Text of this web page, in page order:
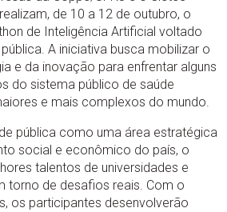
de 10 a 12 de outubro, o
de Inteligência Artificial voltado
A iniciativa busca mobilizar o
e da inovação para enfrentar alguns
do sistema público de saúde
e mais complexos do mundo.
pública como uma área estratégica
social e econômico do país, o
talentos de universidades e
torno de desafios reais. Com o
os participantes desenvolverão